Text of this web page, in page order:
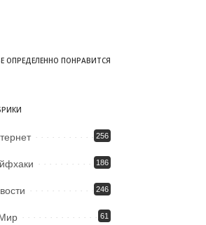
ОПРЕДЕЛЕННО ПОНРАВИТСЯ
256
186
246
61